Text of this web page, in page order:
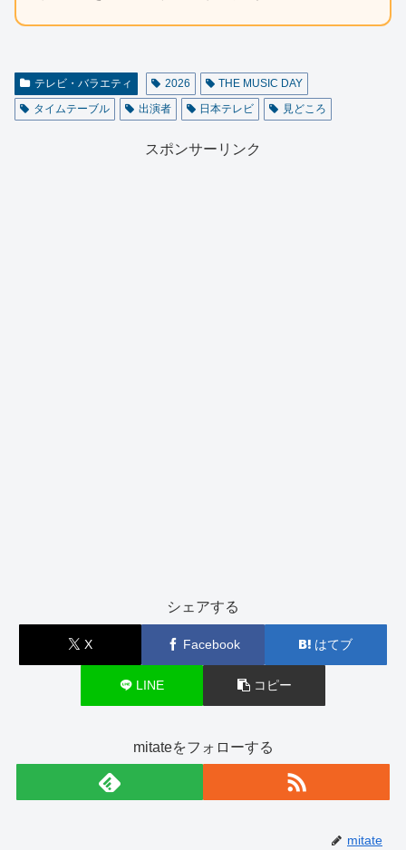
テレビ・バラエティ 2026
THE MUSIC DAY
タイムテーブル
出演者 日本テレビ 見どころ
スポンサーリンク
シェアする
X Facebook はてブ
LINE コピー
mitateをフォローする
mitate